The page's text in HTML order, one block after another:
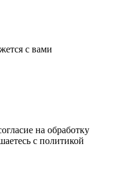
с вами
на обработку
c политикой